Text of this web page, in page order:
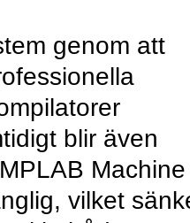
genom att
blir även
Machine
vilket